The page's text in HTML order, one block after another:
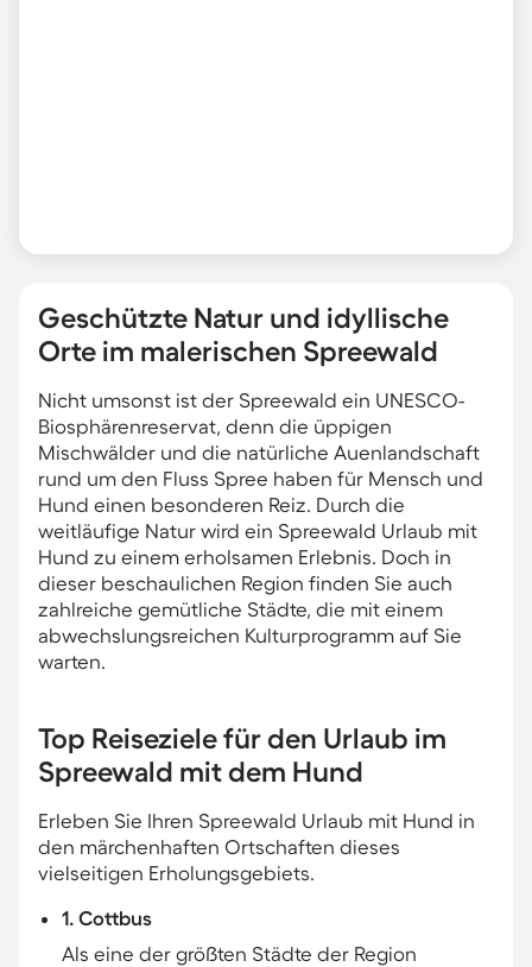
Geschützte Natur und idyllische
Orte im malerischen Spreewald
Nicht umsonst ist der Spreewald ein UNESCO-
Biosphärenreservat, denn die üppigen
Mischwälder und die natürliche Auenlandschaft
rund um den Fluss Spree haben für Mensch und
Hund einen besonderen Reiz. Durch die
weitläufige Natur wird ein Spreewald Urlaub mit
Hund zu einem erholsamen Erlebnis. Doch in
dieser beschaulichen Region finden Sie auch
zahlreiche gemütliche Städte, die mit einem
abwechslungsreichen Kulturprogramm auf Sie
warten.
Top Reiseziele für den Urlaub im
Spreewald mit dem Hund
Erleben Sie Ihren Spreewald Urlaub mit Hund in
den märchenhaften Ortschaften dieses
vielseitigen Erholungsgebiets.
1. Cottbus
Als eine der größten Städte der Region